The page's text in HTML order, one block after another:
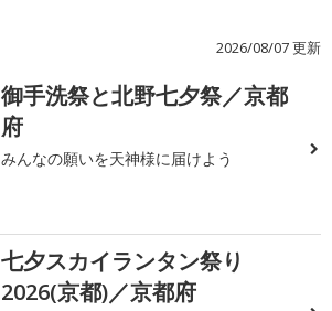
2026/08/07 更新
御手洗祭と北野七夕祭／京都
府
みんなの願いを天神様に届けよう
七夕スカイランタン祭り
2026(京都)／京都府